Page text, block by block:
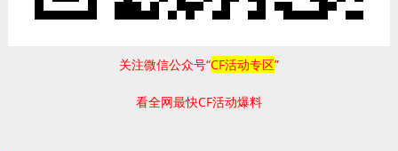
关注微信公众号“CF活动专区”
看全网最快CF活动爆料